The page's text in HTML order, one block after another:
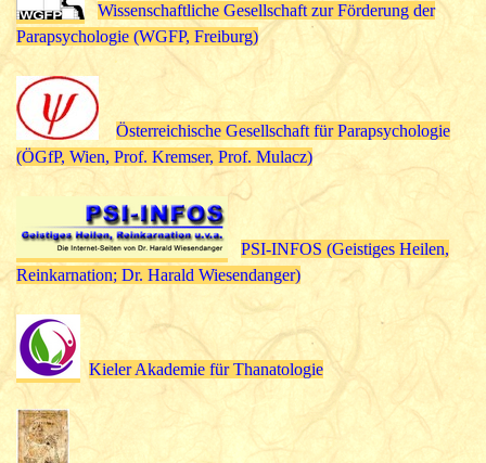
Wissenschaftliche Gesellschaft zur Förderung der
Parapsychologie (WGFP, Freiburg)
Österreichische Gesellschaft für Parapsychologie
(ÖGfP, Wien, Prof. Kremser, Prof. Mulacz)
PSI-INFOS (Geistiges Heilen,
Reinkarnation; Dr. Harald Wiesendanger)
Kieler Akademie für Thanatologie